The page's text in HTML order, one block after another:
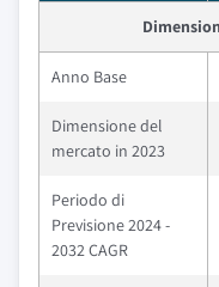
Anno Base
Dimensione del
mercato in 2023
Periodo di
Previsione 2024 -
2032 CAGR